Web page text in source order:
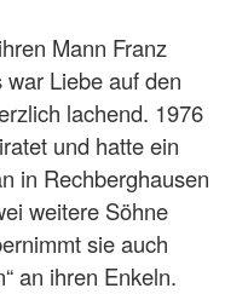
Mann Franz
war Liebe auf den
lachend. 1976
und hatte ein
in Rechberghausen
weitere Söhne
sie auch
an ihren Enkeln.